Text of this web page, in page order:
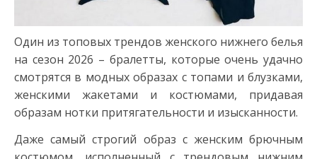
Один из топовых трендов женского нижнего белья
на сезон 2026 – бралетты, которые очень удачно
смотрятся в модных образах с топами и блузками,
женскими жакетами и костюмами, придавая
образам нотки притягательности и изысканности.
Даже самый строгий образ с женским брючным